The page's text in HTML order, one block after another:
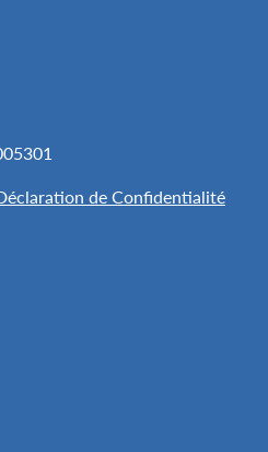
de Confidentialité